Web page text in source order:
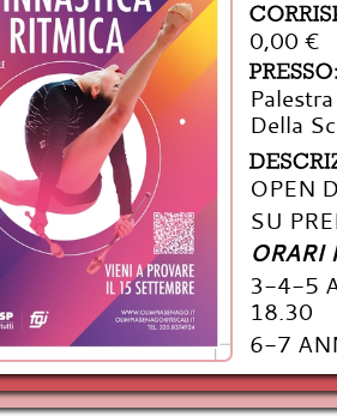
0,00 €
Della
OPEN
SU
ORARI
3-4-5
18.30
6-7
8
ALLE